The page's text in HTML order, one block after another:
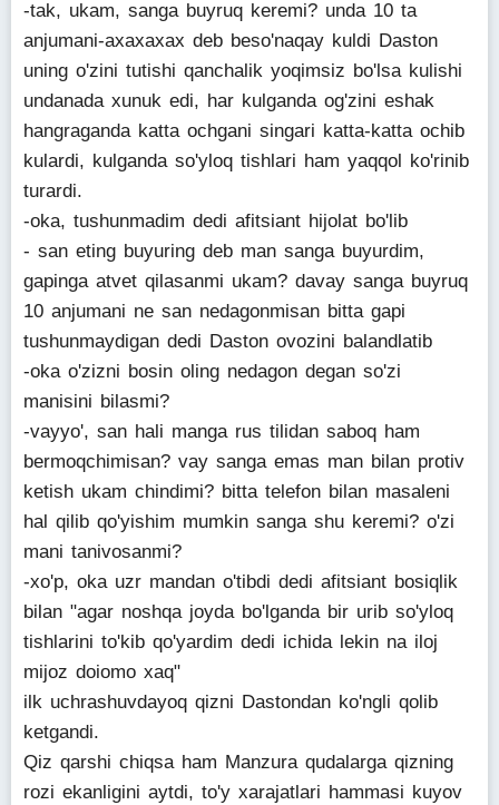
-tak, ukam, sanga buyruq keremi? unda 10 ta
anjumani-axaxaxax deb beso'naqay kuldi Daston
uning o'zini tutishi qanchalik yoqimsiz bo'lsa kulishi
undanada xunuk edi, har kulganda og'zini eshak
hangraganda katta ochgani singari katta-katta ochib
kulardi, kulganda so'yloq tishlari ham yaqqol ko'rinib
turardi.
-oka, tushunmadim dedi afitsiant hijolat bo'lib
- san eting buyuring deb man sanga buyurdim,
gapinga atvet qilasanmi ukam? davay sanga buyruq
10 anjumani ne san nedagonmisan bitta gapi
tushunmaydigan dedi Daston ovozini balandlatib
-oka o'zizni bosin oling nedagon degan so'zi
manisini bilasmi?
-vayyo', san hali manga rus tilidan saboq ham
bermoqchimisan? vay sanga emas man bilan protiv
ketish ukam chindimi? bitta telefon bilan masaleni
hal qilib qo'yishim mumkin sanga shu keremi? o'zi
mani tanivosanmi?
-xo'p, oka uzr mandan o'tibdi dedi afitsiant bosiqlik
bilan "agar noshqa joyda bo'lganda bir urib so'yloq
tishlarini to'kib qo'yardim dedi ichida lekin na iloj
mijoz doiomo xaq"
ilk uchrashuvdayoq qizni Dastondan ko'ngli qolib
ketgandi.
Qiz qarshi chiqsa ham Manzura qudalarga qizning
rozi ekanligini aytdi, to'y xarajatlari hammasi kuyov